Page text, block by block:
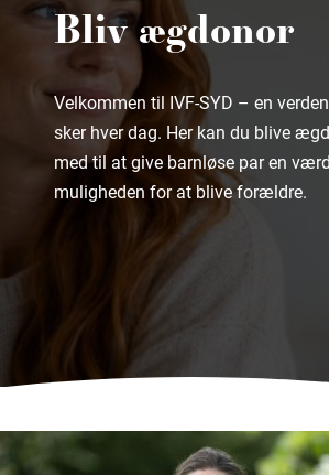
Bliv ægdonor
Velkommen til IVF-SYD – en
sker hver dag. Her kan du blive
med til at give barnløse par en
muligheden for at blive forældre.